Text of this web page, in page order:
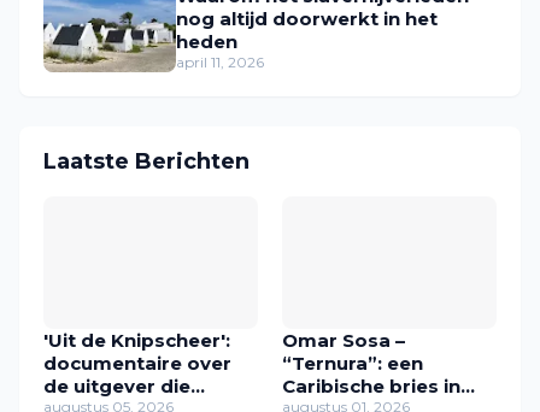
nog altijd doorwerkt in het
heden
april 11, 2026
Laatste Berichten
'Uit de Knipscheer':
documentaire over
de uitgever die
augustus 05, 2026
Omar Sosa –
“Ternura”: een
Caribische bries in
augustus 01, 2026